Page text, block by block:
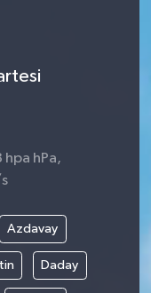
hpa hPa,
Azdavay
Daday